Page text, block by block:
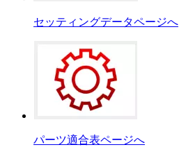
セッティングデータページへ
パーツ適合表ページへ